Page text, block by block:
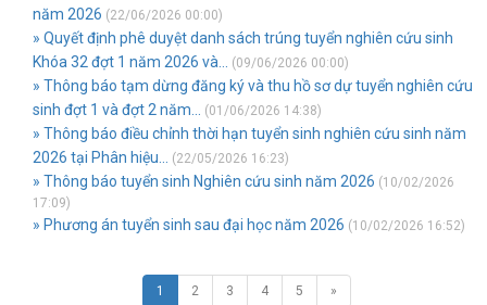
năm 2026 (22/06/2026 00:00)
» Quyết định phê duyệt danh sách trúng tuyển nghiên cứu sinh
Khóa 32 đợt 1 năm 2026 và...
(09/06/2026 00:00)
» Thông báo tạm dừng đăng ký và thu hồ sơ dự tuyển nghiên cứu
sinh đợt 1 và đợt 2 năm...
(01/06/2026 14:38)
» Thông báo điều chỉnh thời hạn tuyển sinh nghiên cứu sinh năm
2026 tại Phân hiệu...
(22/05/2026 16:23)
» Thông báo tuyển sinh Nghiên cứu sinh năm 2026 (10/02/2026
17:09)
» Phương án tuyển sinh sau đại học năm 2026 (10/02/2026 16:52)
1 2 3 4 5 »